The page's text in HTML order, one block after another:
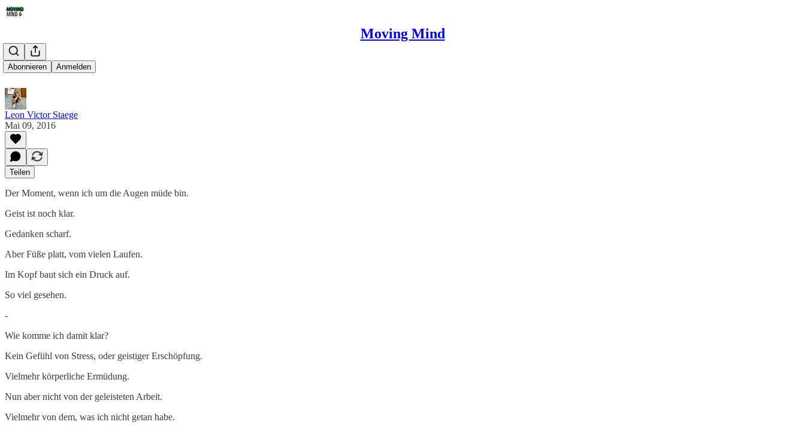
Moving Mind
Abonnieren Anmelden
Hand in Hand
Leon Victor Staege
Mai 09, 2016
Teilen
Der Moment, wenn ich um die Augen müde bin.
Geist ist noch klar.
Gedanken scharf.
Aber Füße platt, vom vielen Laufen.
Im Kopf baut sich ein Druck auf.
So viel gesehen.
-
Wie komme ich damit klar?
Kein Gefühl von Stress, oder geistiger Erschöpfung.
Vielmehr körperliche Ermüdung.
Nun aber nicht von der geleisteten Arbeit.
Vielmehr von dem, was ich nicht getan habe.